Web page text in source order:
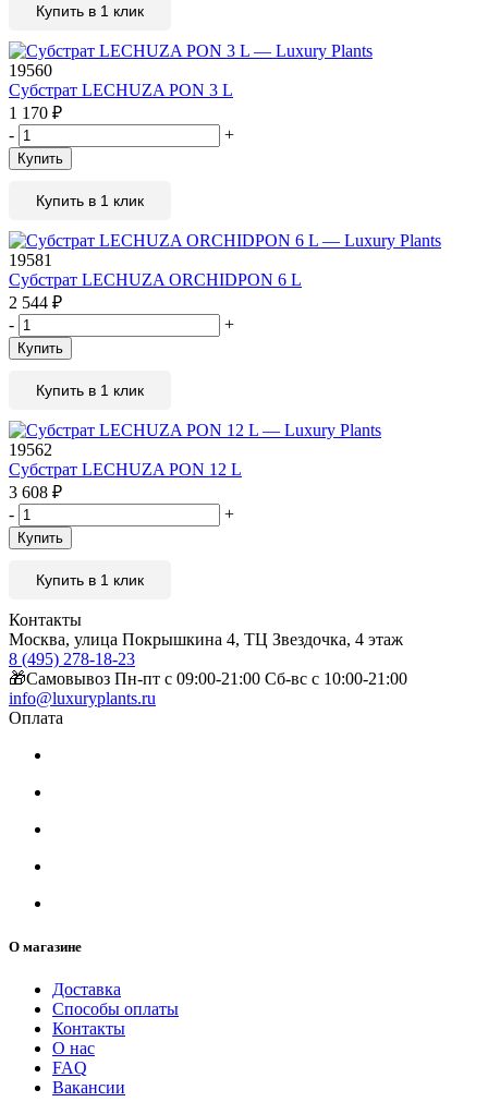
Купить в 1 клик
19560
Субстрат LECHUZA PON 3 L
1 170 ₽
-
+
Купить
Купить в 1 клик
19581
Субстрат LECHUZA ORCHIDPON 6 L
2 544 ₽
-
+
Купить
Купить в 1 клик
19562
Субстрат LECHUZA PON 12 L
3 608 ₽
-
+
Купить
Купить в 1 клик
Контакты
Москва, улица Покрышкина 4, ТЦ Звездочка, 4 этаж
8 (495) 278-18-23
🎁Самовывоз Пн-пт с 09:00-21:00 Сб-вс с 10:00-21:00
info@luxuryplants.ru
Оплата
О магазине
Доставка
Способы оплаты
Контакты
О нас
FAQ
Вакансии